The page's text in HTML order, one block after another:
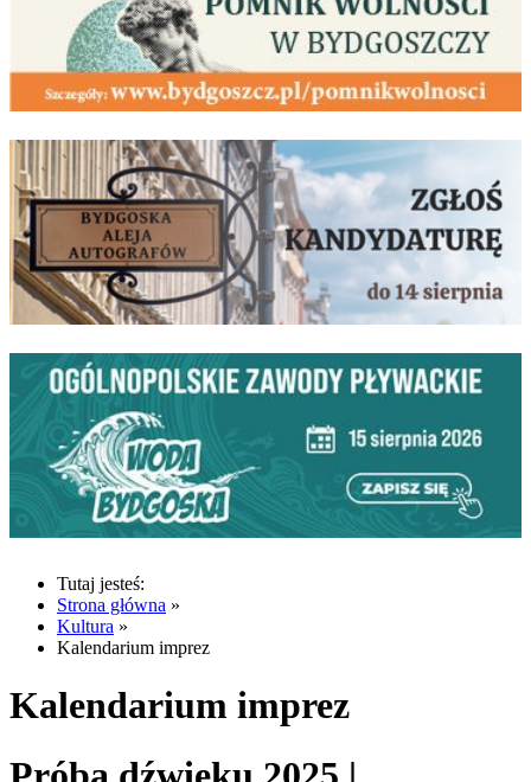
Tutaj jesteś:
Strona główna »
Kultura »
Kalendarium imprez
Kalendarium imprez